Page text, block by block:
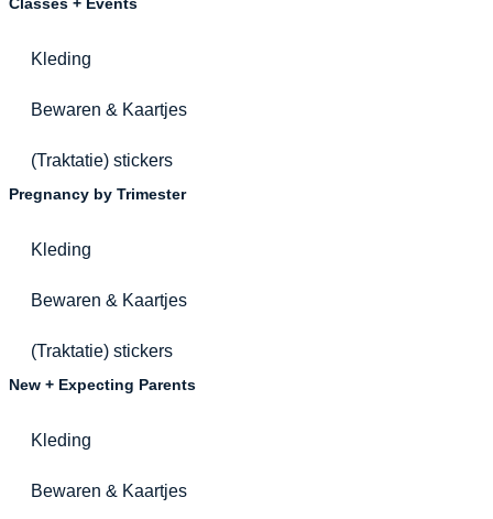
Kleding
Bewaren & Kaartjes
(Traktatie) stickers
Pregnancy by Trimester
Kleding
Bewaren & Kaartjes
(Traktatie) stickers
New + Expecting Parents
Kleding
Bewaren & Kaartjes